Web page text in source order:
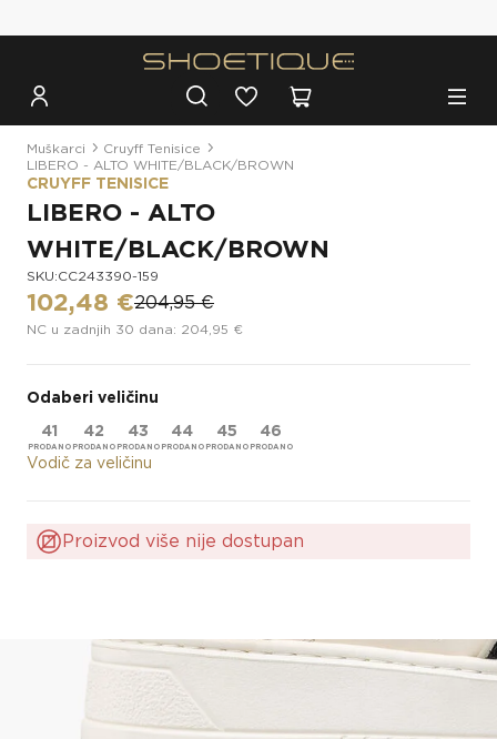
Muškarci
Cruyff Tenisice
LIBERO - ALTO WHITE/BLACK/BROWN
CRUYFF TENISICE
LIBERO - ALTO
WHITE/BLACK/BROWN
SKU:CC243390-159
102,48 €204,95 €
NC u zadnjih 30 dana: 204,95 €
Odaberi veličinu
41
42 43 44 45
46
Vodič za veličinu
Proizvod više nije dostupan
Slični proizvodi